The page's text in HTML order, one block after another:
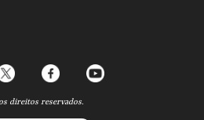
direitos reservados.